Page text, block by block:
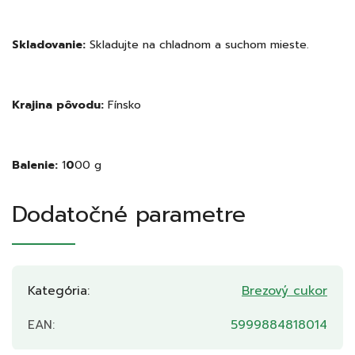
Skladovanie: Skladujte na chladnom a suchom mieste.
Krajina pôvodu: Fínsko
Balenie: 1000 g
Dodatočné parametre
Kategória:
Brezový cukor
EAN: 5999884818014